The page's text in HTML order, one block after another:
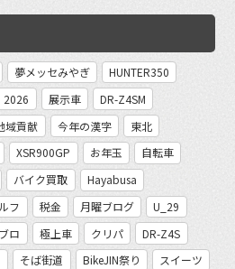
夢メッセみやぎ
HUNTER350
2026 展示車
DR-Z4SM
域貢献 今年の漢字
東北
XSR900GP お年玉
自転車
バイク買取
Hayabusa
フ 税金 月曜ブログ
U_29
ロ 極上車 クリパ
DR-Z4S
そば街道 BikeJIN祭り
スイーツ